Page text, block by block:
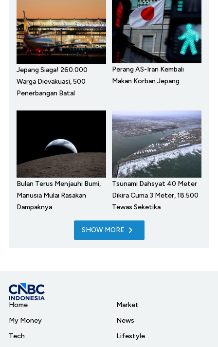
Jepang Siaga! 260.000
Warga Dievakuasi, 500
Penerbangan Batal
Perang AS-Iran Kembali
Makan Korban Jepang
Bulan Terus Menjauhi Bumi,
Manusia Mulai Rasakan
Dampaknya
Tsunami Dahsyat 40 Meter
Dikira Cuma 3 Meter, 18.500
Tewas Seketika
SHOW MORE
Home
My Money
Tech
Market
News
Lifestyle